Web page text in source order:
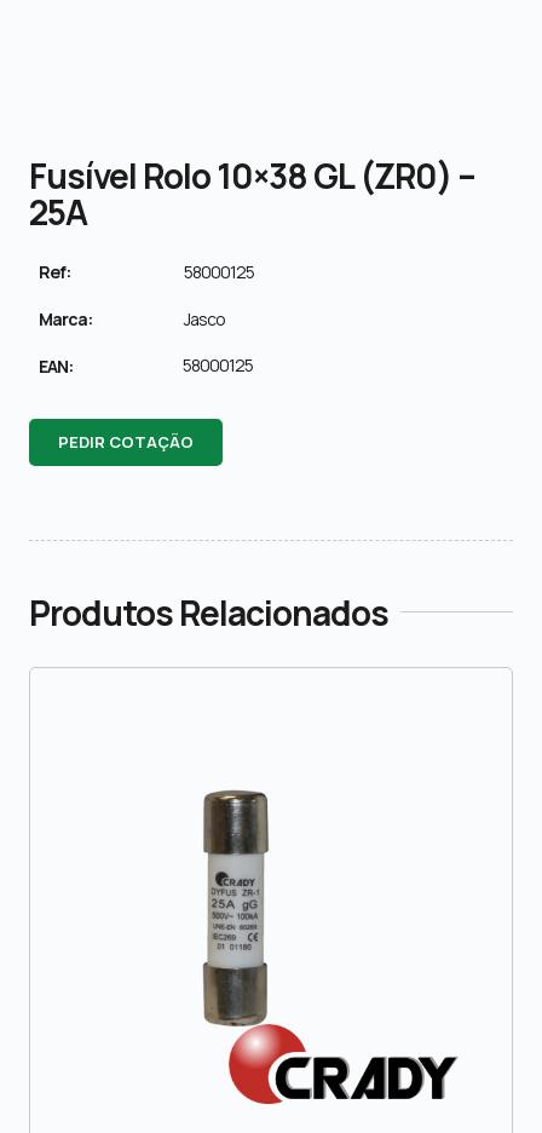
Fusível Rolo 10×38 GL (ZR0) –
25A
Ref: 58000125
Marca: Jasco
EAN: 58000125
PEDIR COTAÇÃO
Produtos Relacionados